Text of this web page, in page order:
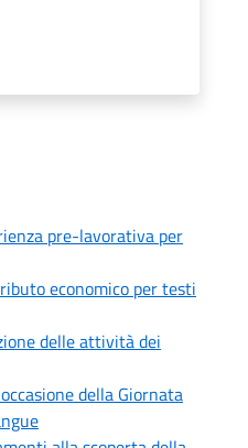
pre-lavorativa per
economico per testi
delle attività dei
della Giornata